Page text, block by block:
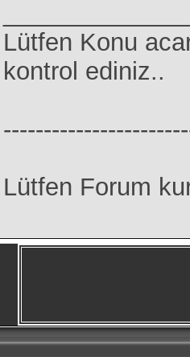
Lütfen Konu
kontrol ediniz..
Lütfen Forum